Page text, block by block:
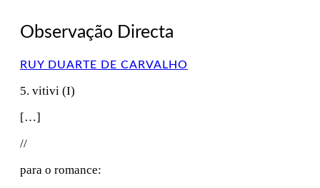
Observação Directa
RUY DUARTE DE CARVALHO
5. vitivi (I)
[…]
//
para o romance: